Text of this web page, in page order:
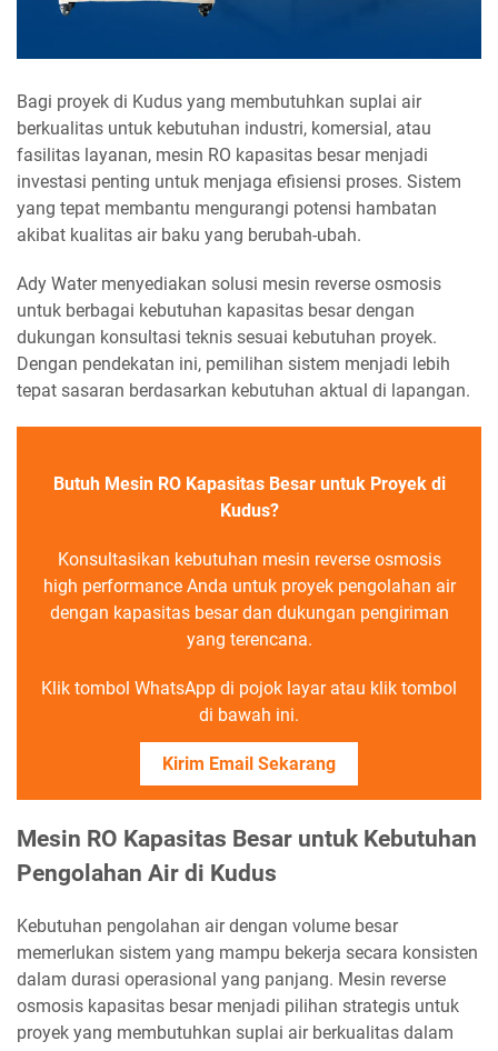
Bagi proyek di Kudus yang membutuhkan suplai air
berkualitas untuk kebutuhan industri, komersial, atau
fasilitas layanan, mesin RO kapasitas besar menjadi
investasi penting untuk menjaga efisiensi proses. Sistem
yang tepat membantu mengurangi potensi hambatan
akibat kualitas air baku yang berubah-ubah.
Ady Water menyediakan solusi mesin reverse osmosis
untuk berbagai kebutuhan kapasitas besar dengan
dukungan konsultasi teknis sesuai kebutuhan proyek.
Dengan pendekatan ini, pemilihan sistem menjadi lebih
tepat sasaran berdasarkan kebutuhan aktual di lapangan.
Butuh Mesin RO Kapasitas Besar untuk Proyek di
Kudus?
Konsultasikan kebutuhan mesin reverse osmosis
high performance Anda untuk proyek pengolahan air
dengan kapasitas besar dan dukungan pengiriman
yang terencana.
Klik tombol WhatsApp di pojok layar atau klik tombol
di bawah ini.
Kirim Email Sekarang
Mesin RO Kapasitas Besar untuk Kebutuhan
Pengolahan Air di Kudus
Kebutuhan pengolahan air dengan volume besar
memerlukan sistem yang mampu bekerja secara konsisten
dalam durasi operasional yang panjang. Mesin reverse
osmosis kapasitas besar menjadi pilihan strategis untuk
proyek yang membutuhkan suplai air berkualitas dalam